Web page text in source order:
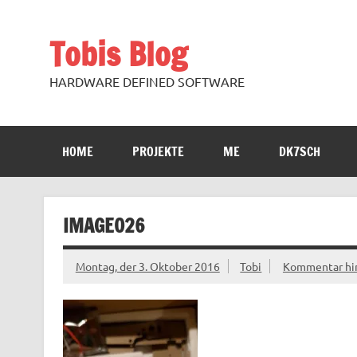
Tobis Blog
HARDWARE DEFINED SOFTWARE
HOME PROJEKTE ME DK7SCH
IMAGE026
Montag, der 3. Oktober 2016 Tobi Kommentar